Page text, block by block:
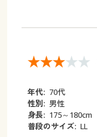
年代: 70代
性別: 男性
身長: 175～180cm
普段のサイズ: LL